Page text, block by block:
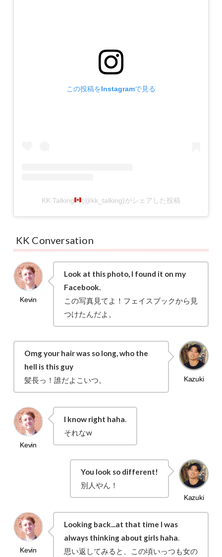
この投稿をInstagramで見る
KK Talking (@kk_talking)がシェアした投稿
KK Conversation
Look at this photo, I found it on my
Facebook.
この写真見てよ！フェイスブックから見
つけたんだよ。
Omg your hair was so long, who the
hell is this guy
髪長っ！誰だよこいつ。
I know right haha
それなw
You look so different!
別人やん！
Looking back...at that time I was
always thinking about girls haha
思い返してみると、この頃いっつも女の